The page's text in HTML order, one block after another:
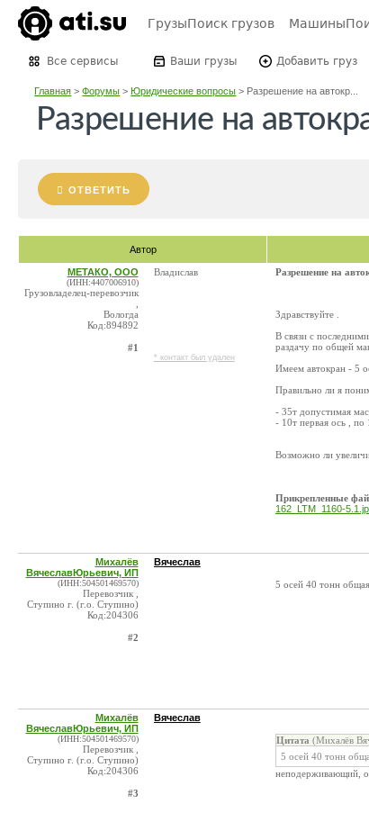
ГрузыПоиск грузов Машины
Все сервисы Ваши грузы Добавить груз
Главная >Форумы >Юридические вопросы > Разрешение на автокр...
Разрешение на
ОТВЕТИТЬ
Автор
МЕТАКО, ООО
(ИНН:4407006910)
Грузовладелец-перевозчик
Вологда
Код:894892
#1
Владислав
* контакт был удален
Разрешение на
Здравствуйте .
В связи с
раздачу по общей
Имеем автокран - 5
Правильно ли я
- 35т допустимая
- 10т первая ось , по
Возможно ли
Прикрепленные
162_LTM_1160-
Михалёв
ВячеславЮрьевич, ИП
(ИНН:504501469570)
Перевозчик ,
Ступино г. (г.о. Ступино)
Код:204306
#2
Вячеслав
5 осей 40 тонн
Михалёв
ВячеславЮрьевич, ИП
(ИНН:504501469570)
Перевозчик ,
Ступино г. (г.о. Ступино)
Код:204306
#3
Вячеслав
Цитата (Михалёв
5 осей 40 тонн
неподерживающий,